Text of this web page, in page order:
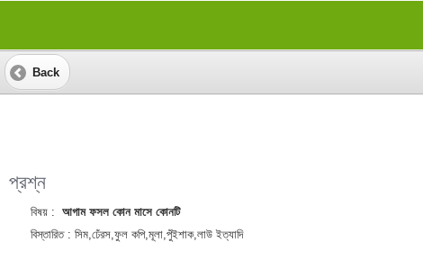
Back
প্রশ্ন
বিষয় : আগাম ফসল কোন মাসে কোনটি
বিস্তারিত : সিম,ঢেঁরস,ফুল কপি,মূলা,পুঁইশাক,লাউ ইত্যাদি